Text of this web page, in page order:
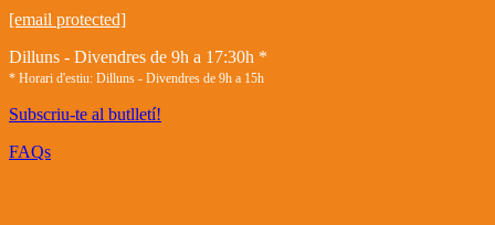
[email protected]
Dilluns - Divendres de 9h a 17:30h *
* Horari d'estiu: Dilluns - Divendres de 9h a 15h
Subscriu-te al butlletí!
FAQs